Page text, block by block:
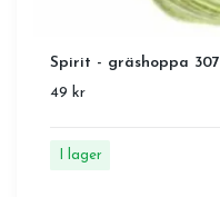
Spirit - gräshoppa 307
49 kr
I lager